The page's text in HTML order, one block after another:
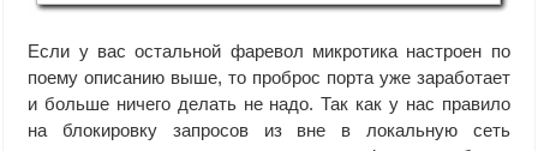
Если у вас остальной фаревол микротика настроен по
поему описанию выше, то проброс порта уже заработает
и больше ничего делать не надо. Так как у нас правило
на блокировку запросов из вне в локальную сеть